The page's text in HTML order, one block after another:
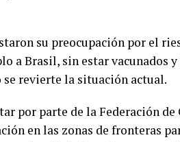
su preocupación por el
a Brasil, sin estar vacunados
revierte la situación actual.
por parte de la Federación de
en las zonas de fronteras